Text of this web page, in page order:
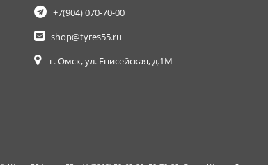
+7(904)070-70-00
shop@tyres55.ru
г. Омск, ул. Енисейская, д.1М